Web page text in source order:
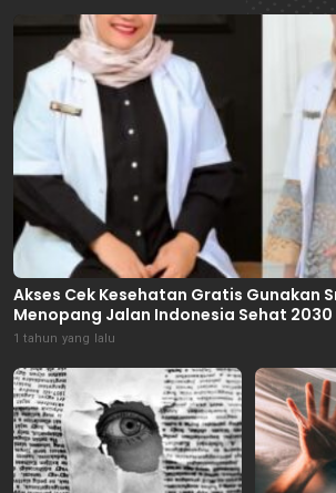
Akses Cek Kesehatan Gratis Gunakan
Menopang Jalan Indonesia Sehat 2030
1 tahun yang lalu